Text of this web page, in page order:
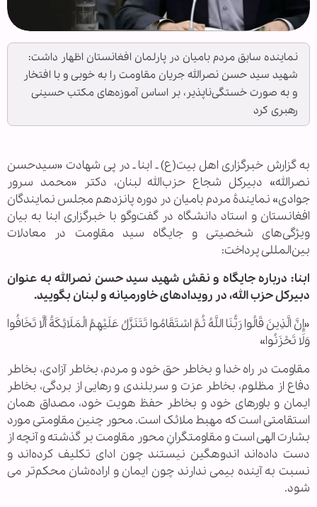
نماینده سابق مردم بامیان در پارلمان افغانستان اظهار داشت:
شهید سید حسن نصرالله جریان مقاومت را به خوبی و با افتخار
و به صورت خستگی‌ناپذیر، بر اساس آموزه‌های مکتب حسینی
رهبری کرد
به گزارش خبرگزاری اهل بیت(ع) ـ ابنا ـ در پی شهادت «سیدحسن
نصرالله» دبیرکل شجاع حزب‌الله لبنان، دکتر «محمد سرور
جوادی» نمایندهٔ مردم بامیان در دوره پانزدهم مجلس نمایندگان
افغانستان و استاد دانشگاه در گفت‌وگو با خبرگزاری ابنا به بیان
ویژگی‌های شخصیتی و جایگاه سید مقاومت در معادلات
بین‌المللی پرداخت:
ابنا: درباره جایگاه و نقش شهید سید حسن نصرالله به عنوان
دبیرکل حزب الله، در رویدادهای خاورمیانه و لبنان بگویید.
«إِنَّ الَّذِينَ قَالُوا رَبُّنَا اللَّهُ ثُمَّ اسْتَقَامُوا تَتَنَزَّلُ عَلَيْهِمُ الْمَلَائِكَةُ أَلَّا تَخَافُوا
وَلَا تَحْزَنُوا»
مقاومت در راه خدا و بخاطر حق خود و مردم، بخاطر آزادی، بخاطر
دفاع از مظلوم، بخاطر عزت و سربلندی و رهایی از بردگی، بخاطر
ایمان و باورهای خود و بخاطر حفظ هویت خود، مصداق همان
استقامتی است که مهبط ملائک است. محور چنین مقاومتی مورد
بشارت الهی است و مقاومتگرانِ محور مقاومت بر گذشته و آنچه از
دست داده‌اند اندوهگین نیستند چون ادای تکلیف کرده‌اند و
نسبت به آینده بیمی ندارند چون ایمان و اراده‌شان محکم‌تر می
شود.